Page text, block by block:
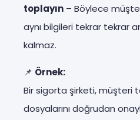
toplayın – Böylece
aynı bilgileri tekrar tekrar
kalmaz.
📌 Örnek:
Bir sigorta şirketi, müşteri
dosyalarını doğrudan